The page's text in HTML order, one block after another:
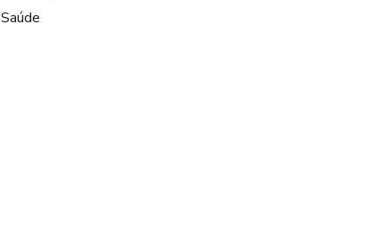
Saúde